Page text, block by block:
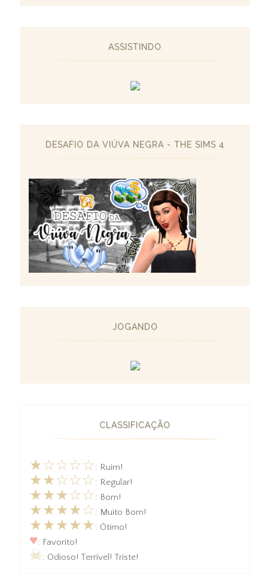
ASSISTINDO
DESAFIO DA VIÚVA NEGRA - THE SIMS 4
JOGANDO
CLASSIFICAÇÃO
★☆☆☆☆: Ruim!
★★☆☆☆: Regular!
★★★☆☆: Bom!
★★★★☆: Muito Bom!
★★★★★: Ótimo!
♥: Favorito!
☠: Odioso! Terrível! Triste!